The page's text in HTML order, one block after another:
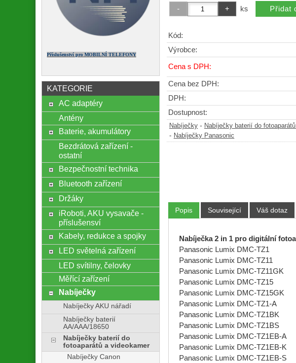
ks
Kód:
Výrobce:
Cena s DPH:
Cena bez DPH:
DPH:
Dostupnost:
Nabíječky - Nabíječky baterií do
- Nabíječky Panasonic
Popis Související Váš dotaz
Nabíječka 2 in 1 pro digitální
Panasonic Lumix DMC-TZ1
Panasonic Lumix DMC-TZ11
Panasonic Lumix DMC-TZ11GK
Panasonic Lumix DMC-TZ15
Panasonic Lumix DMC-TZ15GK
Panasonic Lumix DMC-TZ1-A
Panasonic Lumix DMC-TZ1BK
Panasonic Lumix DMC-TZ1BS
Panasonic Lumix DMC-TZ1EB-A
Panasonic Lumix DMC-TZ1EB-K
Panasonic Lumix DMC-TZ1EB-S
Příslušenství pro MOBILNÍ TELEFONY
KATEGORIE
AC adaptéry
Antény
Baterie, akumulátory
Bezdrátová zařízení -
ostatní
Bezpečnostní technika
Bluetooth zařízení
Držáky
iRoboti, AKU vysavače -
příslušensví
Kabely, redukce a spojky
LED světelná zařízení
LED svítilny, čelovky
Měřící zařízení
Nabíječky
Nabíječky AKU nářadí
Nabíječky baterií
AA/AAA/18650
Nabíječky baterií do
fotoaparátů a videokamer
Nabíječky Canon